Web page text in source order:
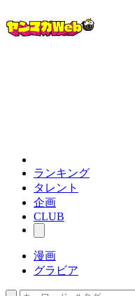
ランキング
タレント
企画
CLUB
漫画
グラビア